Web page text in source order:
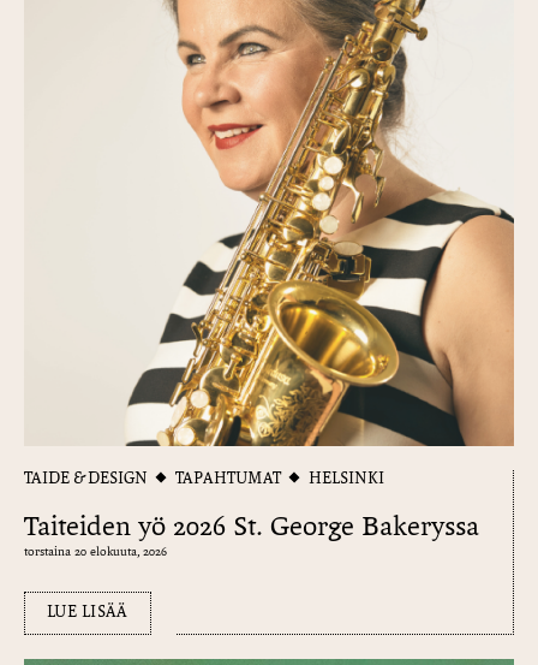
TAIDE & DESIGN TAPAHTUMAT HELSINKI
Taiteiden yö 2026 St. George Bakeryssa
torstaina 20 elokuuta, 2026
LUE LISÄÄ